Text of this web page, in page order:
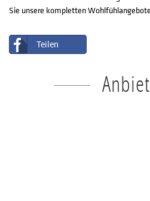
Sie unsere kompletten
Teilen